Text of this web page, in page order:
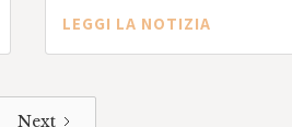
LEGGI LA NOTIZIA
Next